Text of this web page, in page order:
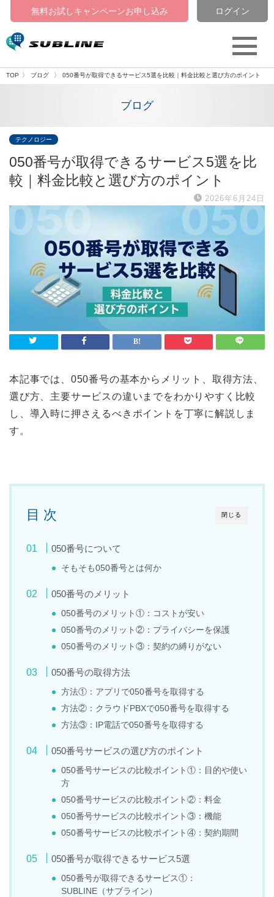
無料お試しキャンペーンお申し込み ログイン
TOP ブログ 050番号が取得できるサービス5選を比較｜料金比較と選び方のポイント
ブログ
テクノロジー
050番号が取得できるサービス5選を比
較｜料金比較と選び方のポイント
2026年6月24日
本記事では、050番号の基本からメリット、取得方法、
選び方、主要サービスの違いまでをわかりやすく比較
し、導入時に押さえるべきポイントを丁寧に解説しま
す。
閉じる
目 次
050番号について
そもそも050番号とは何か
050番号のメリット
050番号のメリット①：コストが安い
050番号のメリット②：プライバシーを保護
050番号のメリット③：契約の縛りがない
050番号の取得方法
方法①：アプリで050番号を取得する
方法②：クラウドPBXで050番号を取得する
方法③：IP電話で050番号を取得する
050番号サービスの選び方のポイント
050番号サービスの比較ポイント①：目的や使い
方
050番号サービスの比較ポイント②：料金
050番号サービスの比較ポイント③：機能
050番号サービスの比較ポイント④：契約期間
050番号が取得できるサービス5選
050番号が取得できるサービス①：
SUBLINE（サブライン）